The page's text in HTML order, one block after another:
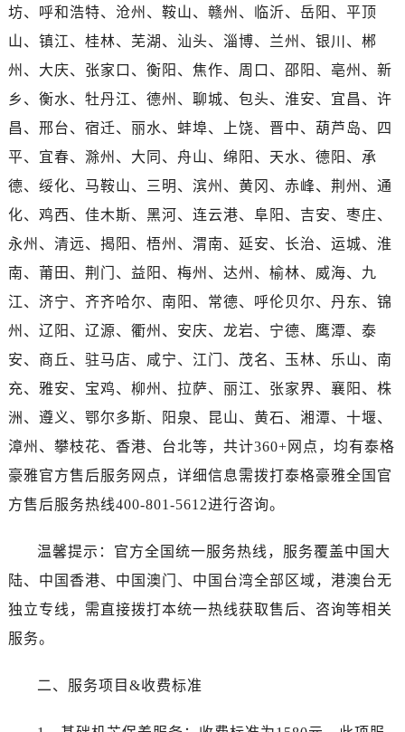
湖北省荆州市荆州区荆中路泰格豪雅售后服务中心（需提前预约）
湖北省十堰市茅箭区人民北路泰格豪雅售后服务中心（需提前预约）
湖北省襄阳市樊城区长虹路与人民路交叉口泰格豪雅售后服务中心（需提前预约）
湖北省孝感市孝南区复兴大道泰格豪雅售后服务中心（需提前预约）
湖北省宜昌市西陵区夷陵大道与港窑路泰格豪雅售后服务中心（需提前预约）
湖南省郴州市北湖区国庆北路泰格豪雅售后服务中心（需提前预约）
湖南省邵阳市双清区东风路泰格豪雅售后服务中心（需提前预约）
湖南省湘潭市雨湖区莲城大道泰格豪雅售后服务中心（需提前预约）
湖南省益阳市赫山区桃花仑路泰格豪雅售后服务中心（需提前预约）
湖南省岳阳市岳阳楼区东茅岭路泰格豪雅售后服务中心（需提前预约）
湖南省张家界市永定区解放路泰格豪雅售后服务中心（需提前预约）
甘肃省合作市人民街泰格豪雅售后服务中心（需提前预约）
甘肃省嘉峪关市雄关区新华中路泰格豪雅售后服务中心（需提前预约）
坊、呼和浩特、沧州、鞍山、赣州、临沂、岳阳、平顶
山、镇江、桂林、芜湖、汕头、淄博、兰州、银川、郴
州、大庆、张家口、衡阳、焦作、周口、邵阳、亳州、新
乡、衡水、牡丹江、德州、聊城、包头、淮安、宜昌、许
昌、邢台、宿迁、丽水、蚌埠、上饶、晋中、葫芦岛、四
平、宜春、滁州、大同、舟山、绵阳、天水、德阳、承
德、绥化、马鞍山、三明、滨州、黄冈、赤峰、荆州、通
化、鸡西、佳木斯、黑河、连云港、阜阳、吉安、枣庄、
永州、清远、揭阳、梧州、渭南、延安、长治、运城、淮
南、莆田、荆门、益阳、梅州、达州、榆林、威海、九
江、济宁、齐齐哈尔、南阳、常德、呼伦贝尔、丹东、锦
州、辽阳、辽源、衢州、安庆、龙岩、宁德、鹰潭、泰
安、商丘、驻马店、咸宁、江门、茂名、玉林、乐山、南
充、雅安、宝鸡、柳州、拉萨、丽江、张家界、襄阳、株
洲、遵义、鄂尔多斯、阳泉、昆山、黄石、湘潭、十堰、
漳州、攀枝花、香港、台北等，共计360+网点，均有泰格
豪雅官方售后服务网点，详细信息需拨打泰格豪雅全国官
方售后服务热线400-801-5612进行咨询。
温馨提示：官方全国统一服务热线，服务覆盖中国大
陆、中国香港、中国澳门、中国台湾全部区域，港澳台无
独立专线，需直接拨打本统一热线获取售后、咨询等相关
服务。
二、服务项目&收费标准